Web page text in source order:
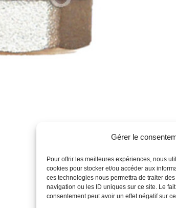
Gérer le
Pour offrir les meilleures expériences, nous
cookies pour stocker et/ou accéder aux
ces technologies nous permettra de traiter
navigation ou les ID uniques sur ce site. Le
consentement peut avoir un effet négatif sur